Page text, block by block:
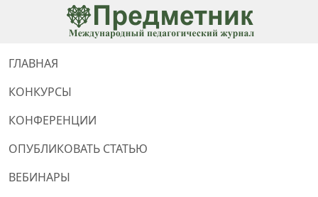
ГЛАВНАЯ
КОНКУРСЫ
КОНФЕРЕНЦИИ
ОПУБЛИКОВАТЬ СТАТЬЮ
ВЕБИНАРЫ